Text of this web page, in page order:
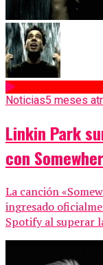
Noticias5 meses
Linkin Park
con
La canción
ingresado
Spotify al superar